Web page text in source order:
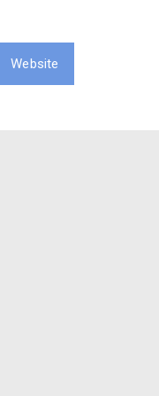
Website